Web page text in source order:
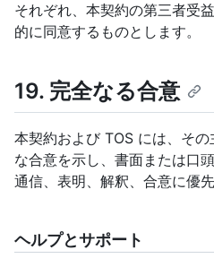
それぞれ、本契約の第三者受
的に同意するものとします。
19. 完全なる合意
本契約および TOS には、そ
な合意を示し、書面または口
通信、表明、解釈、合意に優先
ヘルプとサポート